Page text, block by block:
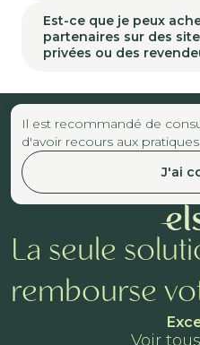
Est-ce que je peux
partenaires sur des
privées ou des
Il est recommandé de
d'avoir recours aux
J'ai
La seule
rembourse
Voir